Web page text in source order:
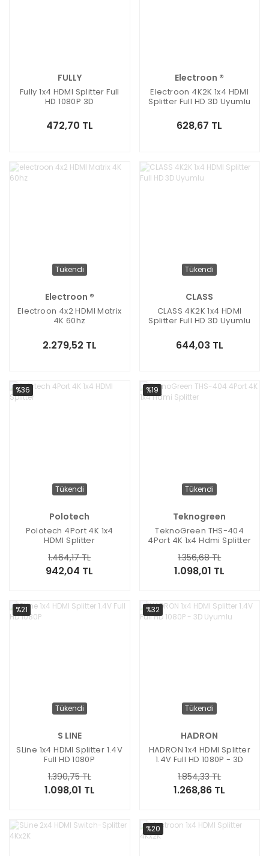
FULLY
Fully 1x4 HDMI Splitter Full
HD 1080P 3D
472,70 TL
Electroon ®
Electroon 4K2K 1x4 HDMI
Splitter Full HD 3D Uyumlu
628,67 TL
Tükendi
Electroon ®
Electroon 4x2 HDMI Matrix
4K 60hz
2.279,52 TL
Tükendi
CLASS
CLASS 4K2K 1x4 HDMI
Splitter Full HD 3D Uyumlu
644,03 TL
%36
Tükendi
Polotech
Polotech 4Port 4K 1x4
HDMI Splitter
942,04 TL
1.464,17 TL
%19
Tükendi
Teknogreen
TeknoGreen THS-404
4Port 4K 1x4 Hdmi Splitter
1.098,01 TL
1.356,68 TL
%21
Tükendi
S LINE
SLine 1x4 HDMI Splitter 1.4V
Full HD 1080P
1.098,01 TL
1.390,75 TL
%32
Tükendi
HADRON
HADRON 1x4 HDMI Splitter
1.4V Full HD 1080P - 3D
1.268,86 TL
1.854,33 TL
%20